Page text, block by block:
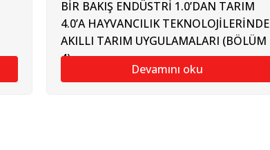
BİR BAKIŞ ENDÜSTRİ 1.0’DAN TARIM
4.0’A HAYVANCILIK TEKNOLOJİLERİNDE
AKILLI TARIM UYGULAMALARI (BÖLÜM
4)
Devamını oku